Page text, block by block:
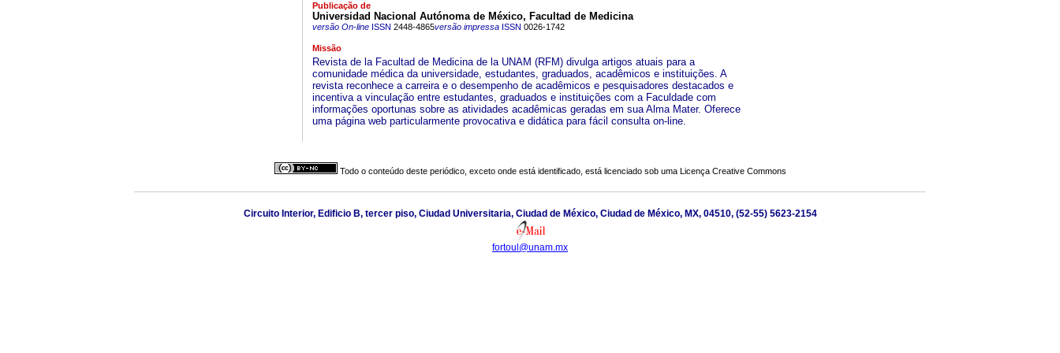
Publicação de
Universidad Nacional Autónoma de México, Facultad de Medicina
versão On-lineISSN 2448-4865versão impressaISSN 0026-1742
Missão
Revista de la Facultad de Medicina de la UNAM (RFM) divulga artigos atuais para a
comunidade médica da universidade, estudantes, graduados, acadêmicos e instituições. A
revista reconhece a carreira e o desempenho de acadêmicos e pesquisadores destacados e
incentiva a vinculação entre estudantes, graduados e instituições com a Faculdade com
informações oportunas sobre as atividades acadêmicas geradas em sua Alma Mater. Oferece
uma página web particularmente provocativa e didática para fácil consulta on-line.
Todo o conteúdo deste periódico, exceto onde está identificado, está licenciado sob uma Licença Creative Commons
Circuito Interior, Edificio B, tercer piso, Ciudad Universitaria, Ciudad de México, Ciudad de México, MX, 04510, (52-55) 5623-2154
fortoul@unam.mx